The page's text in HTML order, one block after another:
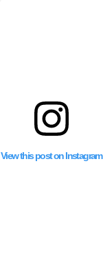
View this post on Instagram